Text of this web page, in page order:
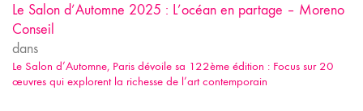
Le Salon d’Automne 2025 : L’océan en partage – Moreno
Conseil
dans
Le Salon d’Automne, Paris dévoile sa 122ème édition : Focus sur 20
œuvres qui explorent la richesse de l’art contemporain